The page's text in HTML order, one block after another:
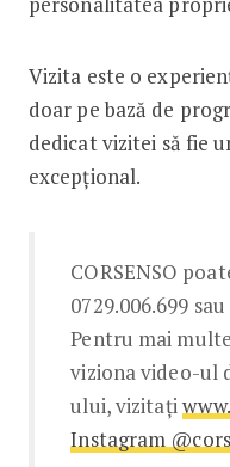
Vizita este o
doar pe bază de
dedicat vizitei să fie
excepțional.
CORSENSO
0729.006.699 sau
Pentru mai
viziona video-ul
ului, vizitați
Instagram